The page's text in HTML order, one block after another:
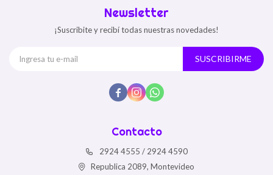
Contacto
2924 4555 / 2924 4590
Republica 2089, Montevideo
Newsletter
¡Suscribite y recibí todas nuestras novedades!
SUSCRIBIRME
  